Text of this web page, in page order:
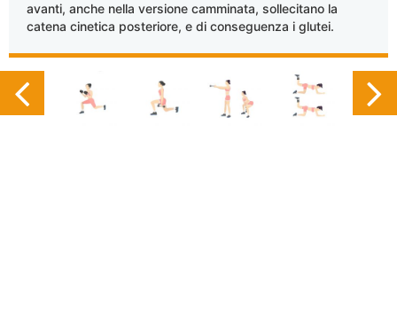
avanti, anche nella versione camminata, sollecitano la
catena cinetica posteriore, e di conseguenza i glutei.